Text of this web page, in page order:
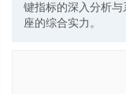
键指标的深入分析
座的综合实力。